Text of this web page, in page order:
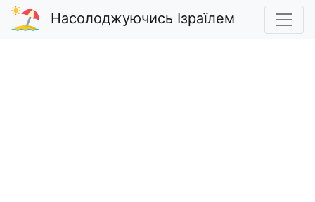
Насолоджуючись Ізраїлем